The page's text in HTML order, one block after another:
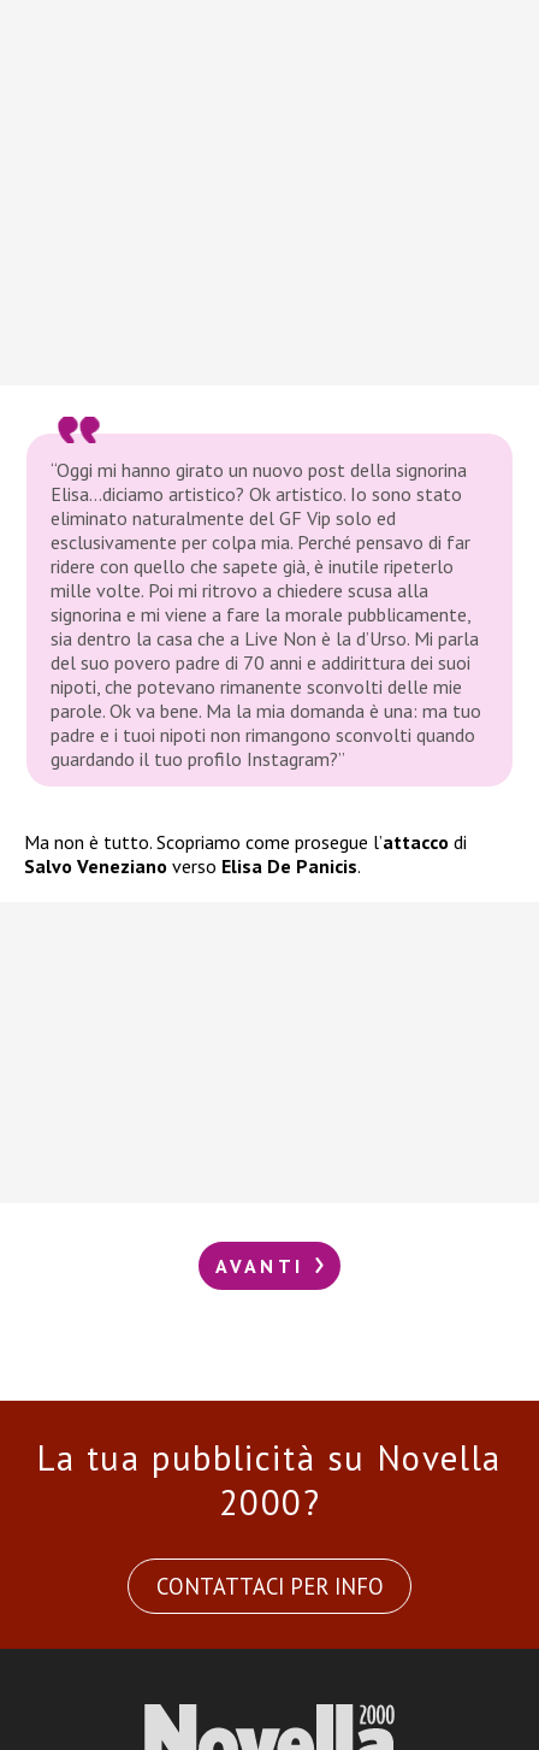
“Oggi mi hanno girato un nuovo post della signorina
Elisa…diciamo artistico? Ok artistico. Io sono stato
eliminato naturalmente del GF Vip solo ed
esclusivamente per colpa mia. Perché pensavo di far
ridere con quello che sapete già, è inutile ripeterlo
mille volte. Poi mi ritrovo a chiedere scusa alla
signorina e mi viene a fare la morale pubblicamente,
sia dentro la casa che a Live Non è la d’Urso. Mi parla
del suo povero padre di 70 anni e addirittura dei suoi
nipoti, che potevano rimanente sconvolti delle mie
parole. Ok va bene. Ma la mia domanda è una: ma tuo
padre e i tuoi nipoti non rimangono sconvolti quando
guardando il tuo profilo Instagram?”
Ma non è tutto. Scopriamo come prosegue l’attacco di
Salvo Veneziano verso Elisa De Panicis.
AVANTI
La tua pubblicità su Novella
2000?
CONTATTACI PER INFO